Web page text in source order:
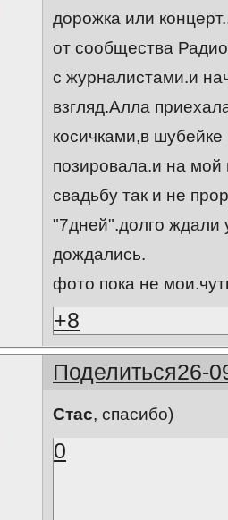
дорожка или
от сообщества
с журналистами.и
взгляд.Алла
косичками,в
позировала.и на
свадьбу так и не
"7дней".долго
дождались.
фото пока не
+8
Поделиться26-
Стас, спасибо)
0